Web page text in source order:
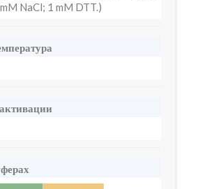
NaCl; 1 mM DTT.)